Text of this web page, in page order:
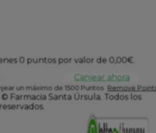
0 puntos por valor de 0,00€.
Canjear ahora
un máximo de 1500 Puntos Remove
Farmacia Santa Úrsula. Todos los